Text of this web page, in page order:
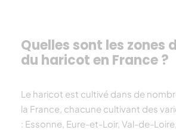
Quelles sont les zones
du haricot en France ?
Le haricot est cultivé dans de
la France, chacune cultivant des
: Essonne, Eure-et-Loir, Val-de-Loire